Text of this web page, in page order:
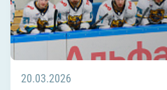
20.03.2026